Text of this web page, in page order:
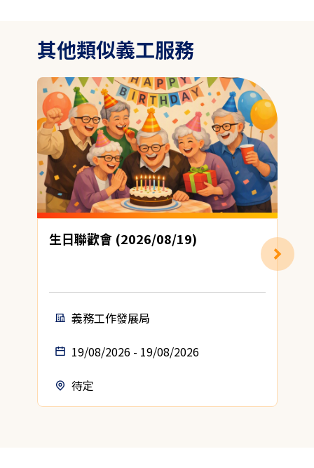
其他類似義工服務
生日聯歡會 (2026/08/19)
義務工作發展局
19/08/2026 - 19/08/2026
待定